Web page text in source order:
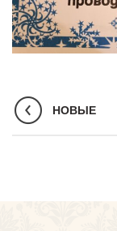
НОВЫЕ